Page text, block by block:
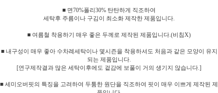
■ 면70%폴리30% 탄탄하게 직조하여
세탁후 주름이나 구김이 최소화 제작한 제품입니다.
■ 여름철 착용하기 매우 좋은 두께로 제작된 제품입니다.(비침X)
■ 내구성이 매우 좋아 수차례세탁이나 몇시즌을 착용하셔도 처음과 같은 모양이 유지
되는 제품입니다.
[연구제작결과 많은 세탁이후에도 겉감에 보풀이 거의 생기지 않습니다.]
■ 세미오버핏의 특징을 고려하여 두툼한 원단을 직조하여 핏이 매우 이쁘게 제작된 제